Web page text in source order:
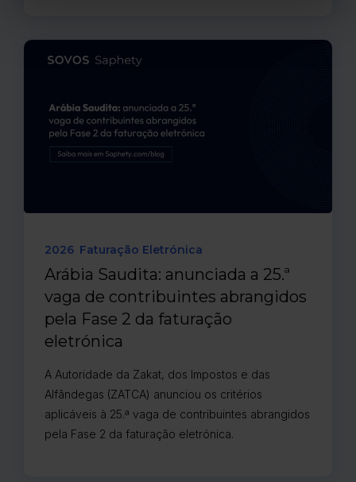
2026 Faturação Eletrónica
Arábia Saudita: anunciada a 25.ª
vaga de contribuintes abrangidos
pela Fase 2 da faturação
eletrónica
A Autoridade da Zakat, dos Impostos e das
Alfândegas (ZATCA) anunciou os critérios
aplicáveis à 25.ª vaga de contribuintes abrangidos
pela Fase 2 da faturação eletrónica.